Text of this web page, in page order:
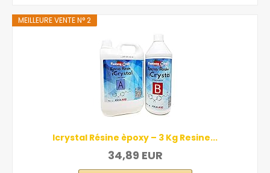
MEILLEURE VENTE N° 2
Icrystal Résine èpoxy – 3 Kg Resine...
34,89 EUR